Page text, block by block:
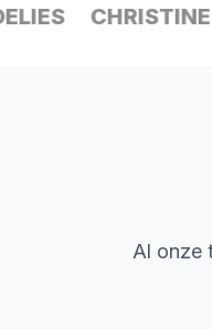
CHRISTINE
Al onze